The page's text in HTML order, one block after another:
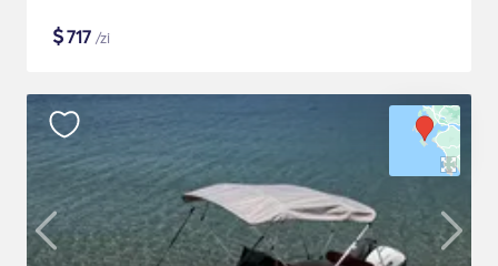
$717 /zi